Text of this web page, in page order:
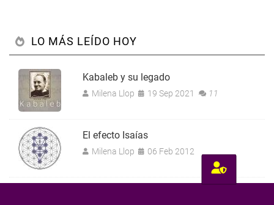
LO MÁS LEÍDO HOY
Kabaleb y su legado
Milena Llop 19 Sep 2021 11
El efecto Isaías
Milena Llop 06 Feb 2012